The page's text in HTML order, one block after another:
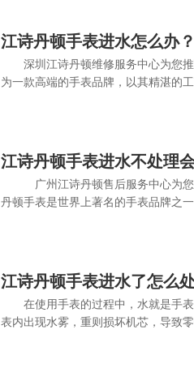
江诗丹顿手表进水怎么办
深圳江诗丹顿维修服务中心为您
为一款高端的手表品牌，以其精湛的
江诗丹顿手表进水不处理
广州江诗丹顿售后服务中心为
丹顿手表是世界上著名的手表品牌之
江诗丹顿手表进水了怎么
在使用手表的过程中，水就是手
表内出现水雾，重则损坏机芯，导致